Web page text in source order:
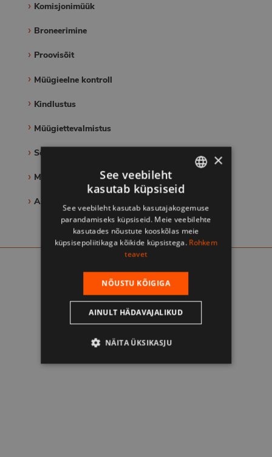
Komisjonimüük
Broneerimine
Proovisõit
Müügieelne kontroll
Kindlustus
Müügiettevalmistus
Sõidukite hindamine
Mobile Autokeskuse müügivahendusteenus
Asendusauto
ESTONIAN
ПО-РУССКИ
×
See veebileht
kasutab küpsiseid
See veebileht kasutab kasutajakogemuse
parandamiseks küpsiseid. Meie veebilehte
kasutades nõustute kooskõlas meie
küpsisepoliitikaga kõikide küpsistega. Rohkem
teavet
NÕUSTU KÕIGIGA
AINULT HÄDAVAJALIKUD
NÄITA ÜKSIKASJU